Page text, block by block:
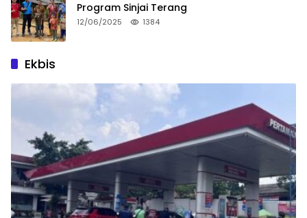
Program Sinjai Terang
12/06/2025 1384
Ekbis